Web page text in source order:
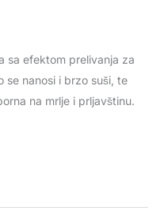
sa efektom prelivanja za
se nanosi i brzo suši, te
na mrlje i prljavštinu.